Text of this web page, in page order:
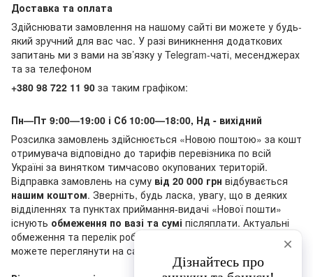
Доставка та оплата
Здійснювати замовлення на нашому сайті ви можете у будь-
який зручний для вас час. У разі виникнення додаткових
запитань ми з вами на зв’язку у Telegram-чаті, месенджерах
та за телефоном
+380 98 722 11 90 за таким графіком:
Пн—Пт 9:00—19:00 і Сб 10:00—18:00, Нд - вихідний
Розсилка замовлень здійснюється «Новою поштою» за кошт
отримувача відповідно до тарифів перевізника по всій
Україні за винятком тимчасово окупованих територій.
Відправка замовлень на суму від 20 000 грн відбувається
нашим коштом. Зверніть, будь ласка, увагу, що в деяких
відділеннях та пунктах приймання-видачі «Нової пошти»
існують обмеження по вазі та сумі післяплати. Актуальні
обмеження та перелік робочих відділень «Нової пошти» ви
можете переглянути на сайті перевізника.